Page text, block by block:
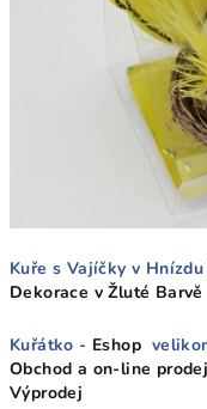
Kuře s Vajíčky v
Dekorace v Žluté Barvě
Kuřátko - Eshop
Obchod a on-line prodej
Výprodej